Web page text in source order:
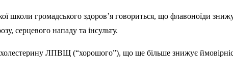
школи громадського здоров’я говориться, що флавоноїди
серцевого нападу та інсульту.
холестерину ЛПВЩ (“хорошого”), що ще більше знижує